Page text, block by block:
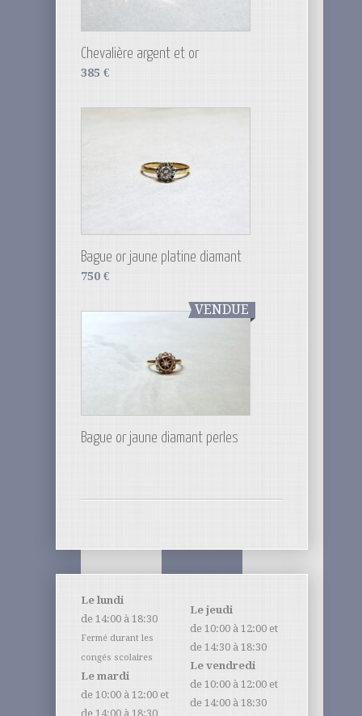
Chevalière argent et or
385 €
Bague or jaune platine diamant
750 €
VENDUE
Bague or jaune diamant perles
Le lundi
de 14:00 à 18:30
Fermé durant les
congés scolaires
Le mardi
de 10:00 à 12:00 et
de 14:00 à 18:30
Le jeudi
de 10:00 à 12:00 et
de 14:30 à 18:30
Le vendredi
de 10:00 à 12:00 et
de 14:00 à 18:30